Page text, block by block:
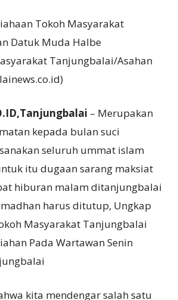
Tokoh Masyarakat
Datuk Muda Halbe
Tanjungbalai/Asahan
– Merupakan
kepada bulan suci
seluruh ummat islam
itu dugaan sarang maksiat
hiburan malam ditanjungbalai
harus ditutup, Ungkap
Masyarakat Tanjungbalai
Pada Wartawan Senin
kita mendengar salah satu